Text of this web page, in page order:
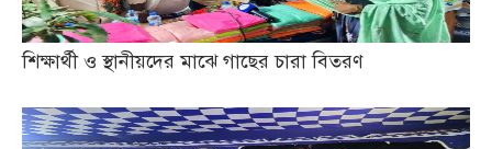
শিক্ষার্থী ও স্থানীয়দের মাঝে গাছের চারা বিতরণ